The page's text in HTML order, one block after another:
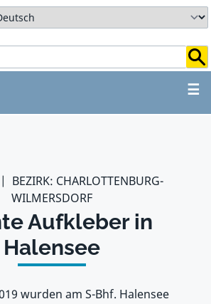
☰
ZUM HAUPTBEREICH
BEZIRK: CHARLOTTENBURG-
WILMERSDORF
Aufkleber in
Halensee
wurden am S-Bhf. Halensee